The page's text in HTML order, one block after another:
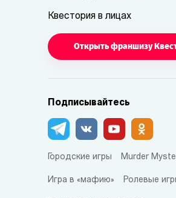
Квестория в лицах
Открыть франшизу
Подписывайтесь
Городские игры Murder
Игра в «мафию» Ролевые